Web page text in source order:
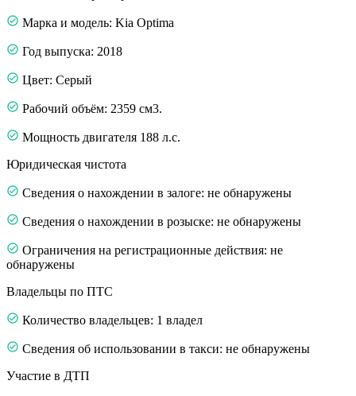
Марка и модель: Kia Optima
Год выпуска: 2018
Цвет: Серый
Рабочий объём: 2359 см3.
Мощность двигателя 188 л.с.
Юридическая чистота
Сведения о нахождении в залоге: не обнаружены
Сведения о нахождении в розыске: не обнаружены
Ограничения на регистрационные действия: не
обнаружены
Владельцы по ПТС
Количество владельцев: 1 владел
Сведения об использовании в такси: не обнаружены
Участие в ДТП